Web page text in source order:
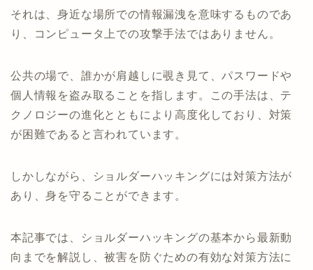
それは、身近な場所での情報漏洩を意味するものであ
り、コンピュータ上での攻撃手法ではありません。
公共の場で、誰かが肩越しに覗き見て、パスワードや
個人情報を盗み取ることを指します。この手法は、テ
クノロジーの進化とともにより高度化しており、対策
が困難であると言われています。
しかしながら、ショルダーハッキングには対策方法が
あり、身を守ることができます。
本記事では、ショルダーハッキングの基本から最新動
向までを解説し、被害を防ぐための有効な対策方法に